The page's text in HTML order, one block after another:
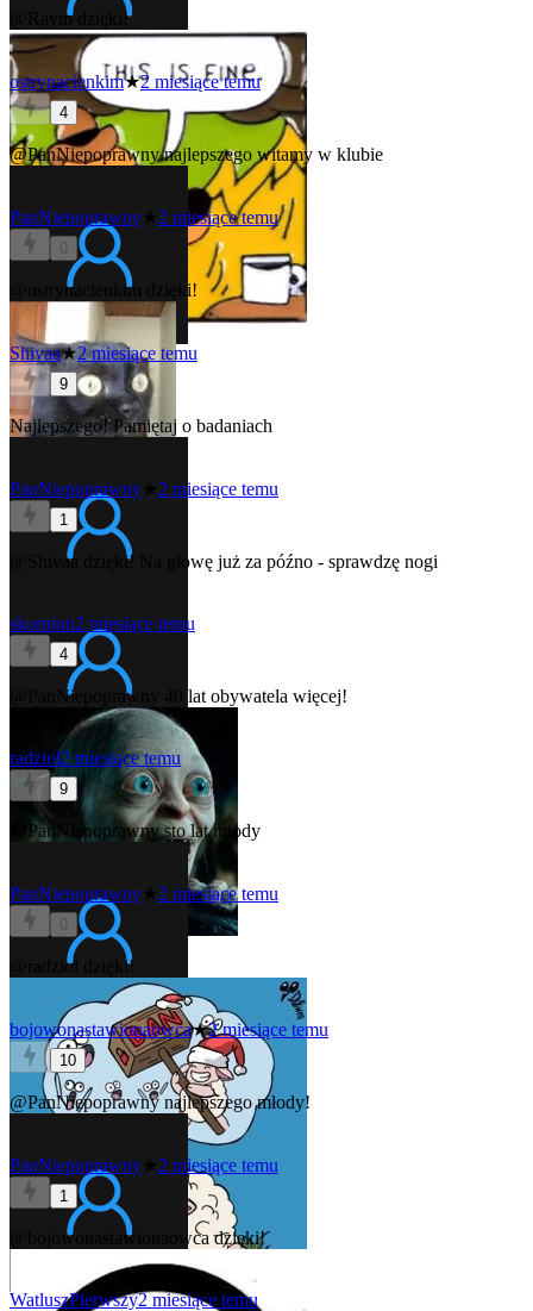
@Ravmdzięki!
ostrynacienkim★2 miesiące temu
4
@PanNiepoprawnynajlepszego witamy w klubie
PanNiepoprawny 2 miesiące temu
0
@ostrynacienkim dzięki!
Shivaa★2 miesiące temu
9
Najlepszego!Pamiętaj o badaniach
PanNiepoprawny 2 miesiące temu
1
@Shivaa dzięki! Na głowę już za późno - sprawdzę nogi
skorpion2 miesiące temu
4
@PanNiepoprawny 40 lat obywatela więcej!
radziol2 miesiące temu
9
@PanNiepoprawnysto lat młody
PanNiepoprawny 2 miesiące temu
0
@radziol dzięki!
bojowonastawionaowca★2 miesiące temu
10
@PanNiepoprawnynajlepszego młody!
PanNiepoprawny 2 miesiące temu
1
@bojowonastawionaowca dzięki!
WatluszPierwszy2 miesiące temu